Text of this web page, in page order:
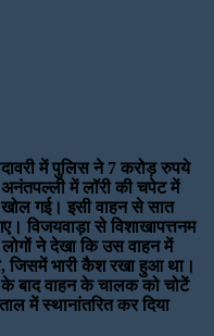
में पुलिस ने 7 करोड़ रुपये
में लॉरी की चपेट में
गई। इसी वाहन से सात
विजयवाड़ा से विशाखापत्तनम
ने देखा कि उस वाहन में
जिसमें भारी कैश रखा हुआ था।
बाद वाहन के चालक को चोटें
में स्थानांतरित कर दिया